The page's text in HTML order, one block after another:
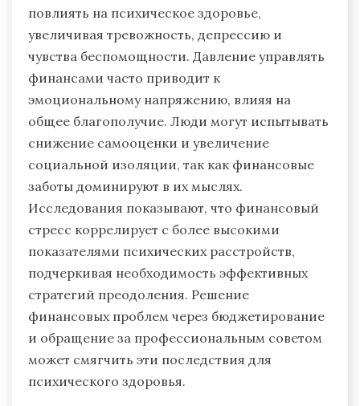
повлиять на психическое здоровье,
увеличивая тревожность, депрессию и
чувства беспомощности. Давление управлять
финансами часто приводит к
эмоциональному напряжению, влияя на
общее благополучие. Люди могут испытывать
снижение самооценки и увеличение
социальной изоляции, так как финансовые
заботы доминируют в их мыслях.
Исследования показывают, что финансовый
стресс коррелирует с более высокими
показателями психических расстройств,
подчеркивая необходимость эффективных
стратегий преодоления. Решение
финансовых проблем через бюджетирование
и обращение за профессиональным советом
может смягчить эти последствия для
психического здоровья.